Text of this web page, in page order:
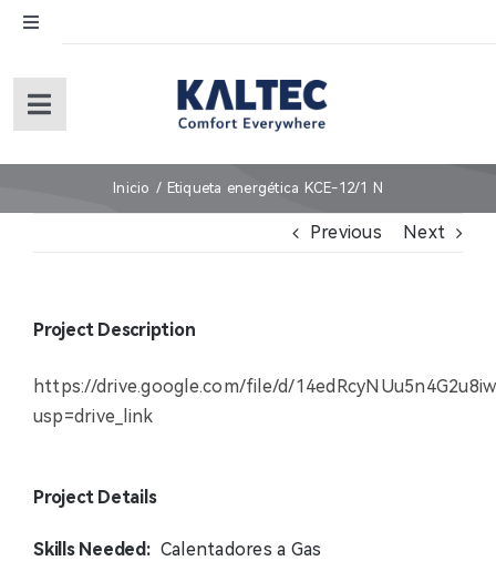
Skip
content
Toggle
English
Toggle
Inicio
Servicios (under revision)
Inicio Etiqueta energética KCE-12/1 N
Previous Next
Project Description
https://drive.google.com/file/d/
usp=drive_link
Project Details
Skills Needed: Calentadores a Gas